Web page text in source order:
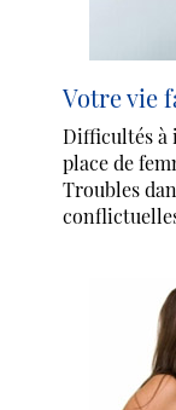
Votre vie
Difficultés à
place de
Troubles